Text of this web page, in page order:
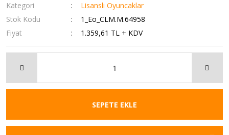
Kategori
Lisanslı Oyuncaklar
Stok Kodu
1_Eo_CLM.M.64958
Fiyat
1.359,61 TL + KDV
SEPETE EKLE